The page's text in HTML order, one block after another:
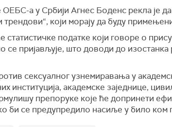
а у Србији Агнес Боденс рекла је
који морају да буду
статистичке податке који говоре о
пријављује, што доводи до изостанка
сексуалног узнемиравања у
институција, академске заједнице,
препоруке које ће допринети
би се предупредило насиље у било ком